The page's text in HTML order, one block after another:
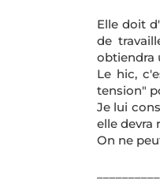
Elle doit
de
obtiendra
Le hic,
tension"
Je lui
elle devra
On ne